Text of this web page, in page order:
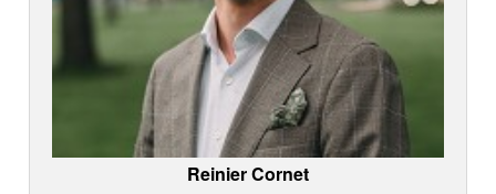
Reinier Cornet